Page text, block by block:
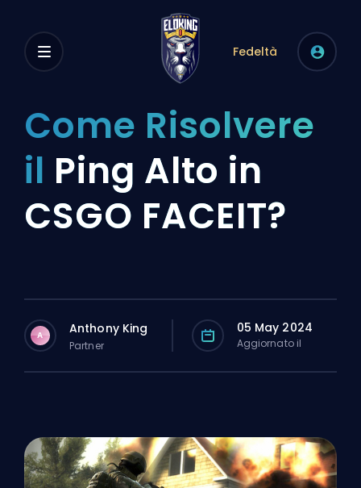
Fedeltà
Come Risolvere
il Ping Alto in
CSGO FACEIT?
A Anthony King
Partner
05 May 2024
Aggiornato il